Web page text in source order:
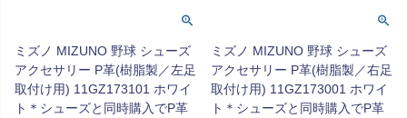
ミズノ MIZUNO 野球 シューズ
アクセサリー P革(樹脂製／左足
取付け用) 11GZ173101 ホワイ
ト＊シューズと同時購入でP革
ミズノ MIZUNO 野球 シューズ
アクセサリー P革(樹脂製／右足
取付け用) 11GZ173001 ホワイ
ト＊シューズと同時購入でP革